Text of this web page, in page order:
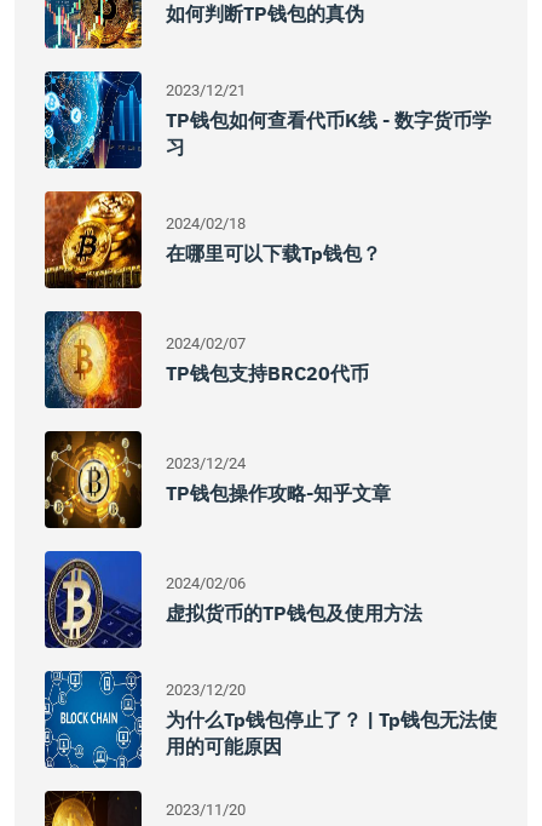
如何判断TP钱包的真伪
2023/12/21
TP钱包如何查看代币K线 - 数字货币学
习
2024/02/18
在哪里可以下载tp钱包？
2024/02/07
TP钱包支持BRC20代币
2023/12/24
TP钱包操作攻略-知乎文章
2024/02/06
虚拟货币的TP钱包及使用方法
2023/12/20
为什么Tp钱包停止了？ | Tp钱包无法使
用的可能原因
2023/11/20